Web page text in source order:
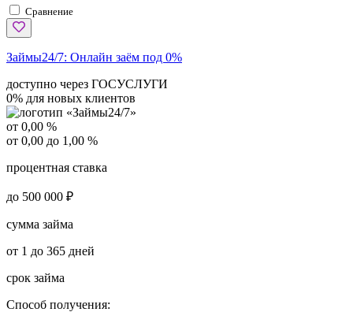
Сравнение
Займы24/7: Онлайн заём под 0%
доступно через ГОСУСЛУГИ
0% для новых клиентов
от 0,00 %
от 0,00 до 1,00 %
процентная ставка
до 500 000 ₽
сумма займа
от 1 до 365 дней
срок займа
Способ получения: